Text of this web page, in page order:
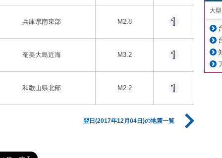
兵庫県南東部 M2.8
奄美大島近海 M3.2
和歌山県北部 M2.2
翌日(2017年12月04日)の地震一覧
大